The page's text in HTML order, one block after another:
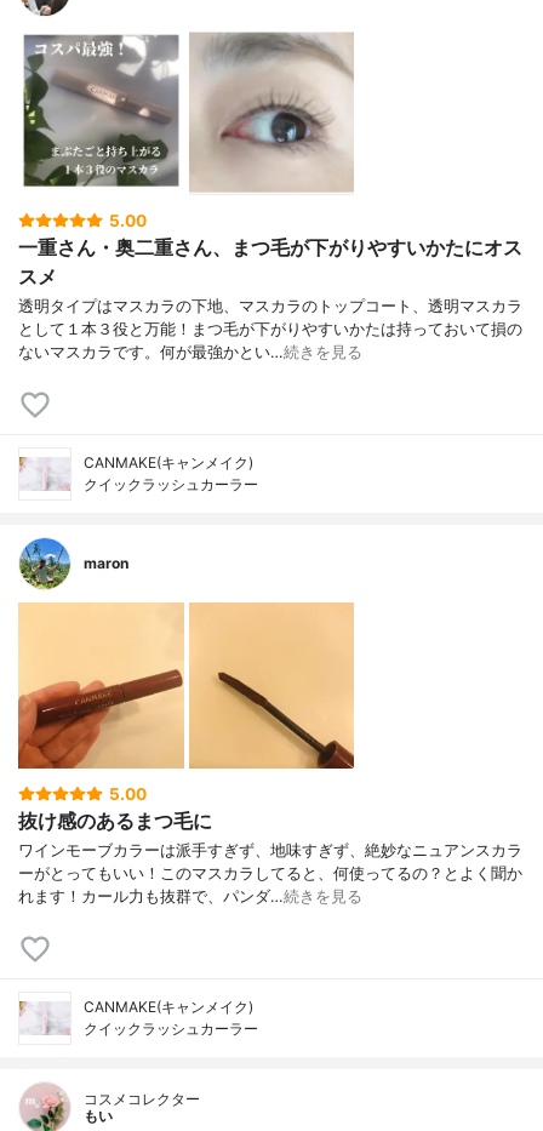
5.00
一重さん・奥二重さん、まつ毛が下がりやすいかたにオス
スメ
透明タイプはマスカラの下地、マスカラのトップコート、透明マスカラ
として１本３役と万能！まつ毛が下がりやすいかたは持っておいて損の
ないマスカラです。何が最強かとい…続きを見る
CANMAKE(キャンメイク)
クイックラッシュカーラー
maron
5.00
抜け感のあるまつ毛に
ワインモーブカラーは派手すぎず、地味すぎず、絶妙なニュアンスカラ
ーがとってもいい！このマスカラしてると、何使ってるの？とよく聞か
れます！カール力も抜群で、パンダ…続きを見る
CANMAKE(キャンメイク)
クイックラッシュカーラー
コスメコレクター
もい